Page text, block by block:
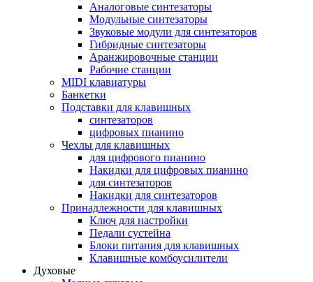
Аналоговые синтезаторы
Модульные синтезаторы
Звуковые модули для синтезаторов
Гибридные синтезаторы
Аранжировочные станции
Рабочие станции
MIDI клавиатуры
Банкетки
Подставки для клавишных
синтезаторов
цифровых пианино
Чехлы для клавишных
для цифрового пианино
Накидки для цифровых пианино
для синтезаторов
Накидки для синтезаторов
Принадлежности для клавишных
Ключ для настройки
Педали сустейна
Блоки питания для клавишных
Клавишные комбоусилители
Духовые